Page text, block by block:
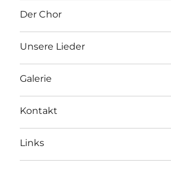
Der Chor
Unsere Lieder
Galerie
Kontakt
Links